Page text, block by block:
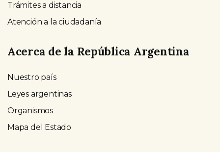
Trámites a distancia
Atención a la ciudadanía
Acerca de la República Argentina
Nuestro país
Leyes argentinas
Organismos
Mapa del Estado